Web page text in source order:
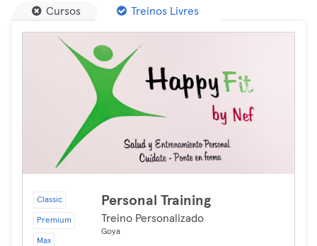
Cursos Treinos Livres
Classic
Premium
Max
Personal Training
Treino Personalizado
Goya